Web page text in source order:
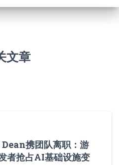
文章
携团队离职：游
者抢占AI基础设施变